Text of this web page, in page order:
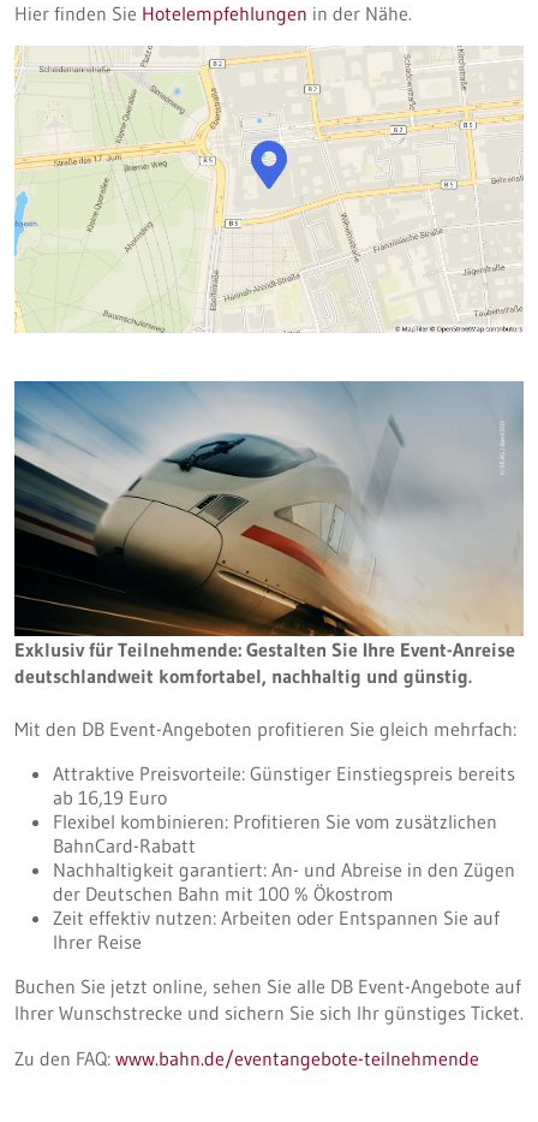
Hier finden Sie Hotelempfehlungen in der Nähe.
Exklusiv für Teilnehmende: Gestalten Sie Ihre Event-Anreise
deutschlandweit komfortabel, nachhaltig und günstig.
Mit den DB Event-Angeboten profitieren Sie gleich mehrfach:
Attraktive Preisvorteile: Günstiger Einstiegspreis bereits
ab 16,19 Euro
Flexibel kombinieren: Profitieren Sie vom zusätzlichen
BahnCard-Rabatt
Nachhaltigkeit garantiert: An- und Abreise in den Zügen
der Deutschen Bahn mit 100 % Ökostrom
Zeit effektiv nutzen: Arbeiten oder Entspannen Sie auf
Ihrer Reise
Buchen Sie jetzt online, sehen Sie alle DB Event-Angebote auf
Ihrer Wunschstrecke und sichern Sie sich Ihr günstiges Ticket.
Zu den FAQ: www.bahn.de/eventangebote-teilnehmende